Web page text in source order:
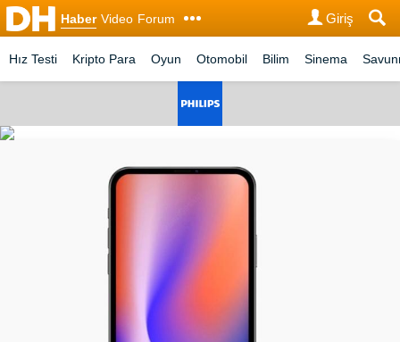
Haber Video Forum Giriş
Hız Testi Kripto Para Oyun Otomobil Bilim Sinema